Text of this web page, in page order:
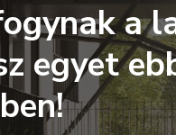
a
egyet